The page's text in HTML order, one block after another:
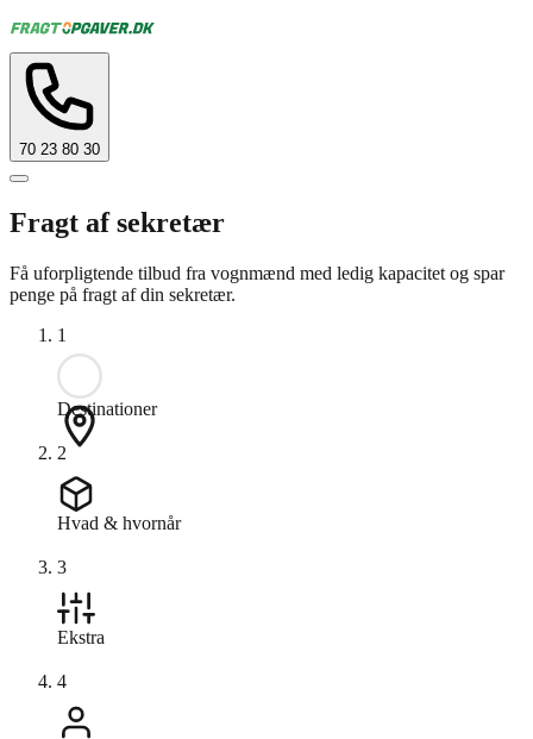
70 23 80 30
Fragt af sekretær
Få uforpligtende tilbud fra vognmænd med ledig kapacitet og spar
penge på fragt af din sekretær.
1
Destinationer
2
Hvad & hvornår
3
Ekstra
4